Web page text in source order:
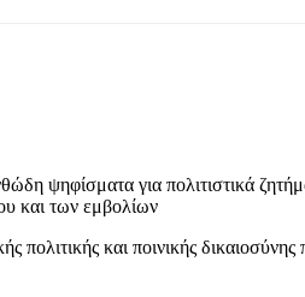
ψηφίσματα για πολιτιστικά
και των εμβολίων
πολιτικής και ποινικής